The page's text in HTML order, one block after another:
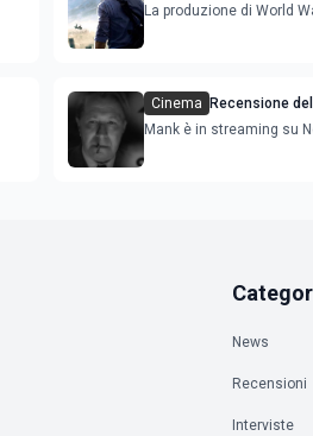
La produzione di World
Cinema Recensione
Mank è in streaming su
News
Recensioni
Interviste